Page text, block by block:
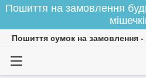
Пошиття на замовлення
Пошиття сумок на замовлення